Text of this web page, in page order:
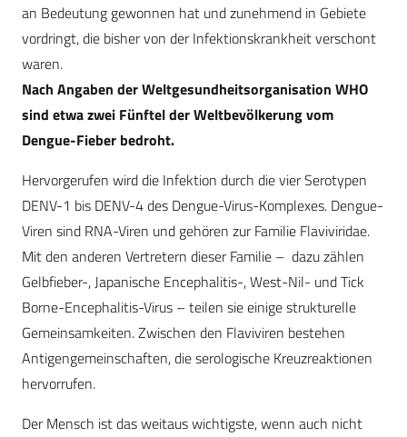
an Bedeutung gewonnen hat und zunehmend in Gebiete
vordringt, die bisher von der Infektionskrankheit verschont
waren.
Nach Angaben der Weltgesundheitsorganisation WHO
sind etwa zwei Fünftel der Weltbevölkerung vom
Dengue-Fieber bedroht.
Hervorgerufen wird die Infektion durch die vier Serotypen
DENV-1 bis DENV-4 des Dengue-Virus-Komplexes. Dengue-
Viren sind RNA-Viren und gehören zur Familie Flaviviridae.
Mit den anderen Vertretern dieser Familie – dazu zählen
Gelbfieber-, Japanische Encephalitis-, West-Nil- und Tick
Borne-Encephalitis-Virus – teilen sie einige strukturelle
Gemeinsamkeiten. Zwischen den Flaviviren bestehen
Antigengemeinschaften, die serologische Kreuzreaktionen
hervorrufen.
Der Mensch ist das weitaus wichtigste, wenn auch nicht